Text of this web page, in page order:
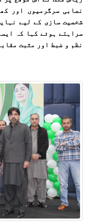
نصابی سرگرمیوں اور
شخصیت سازی کے لیے
سراہتے ہوئے کہا کہ
نظم و ضبط اور مثبت